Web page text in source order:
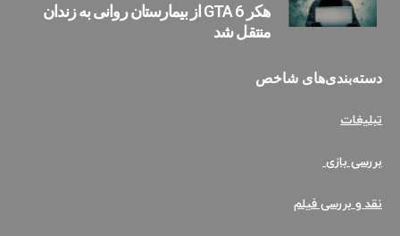
هکر GTA 6 از بیمارستان روانی به زندان
منتقل شد
دسته‌بندی‌های شاخص
تبلیغات
بررسی بازی
نقد و بررسی فیلم